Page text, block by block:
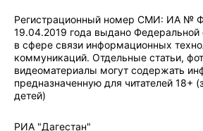
Регистрационный номер СМИ: ИА №
19.04.2019 года выдано
в сфере связи информационных
коммуникаций. Отдельные статьи,
видеоматериалы могут содержать
предназначенную для читателей 18+
детей)
РИА "Дагестан"